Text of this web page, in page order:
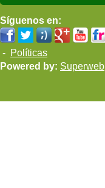
Síguenos en:
- Políticas
Powered by: Superweb